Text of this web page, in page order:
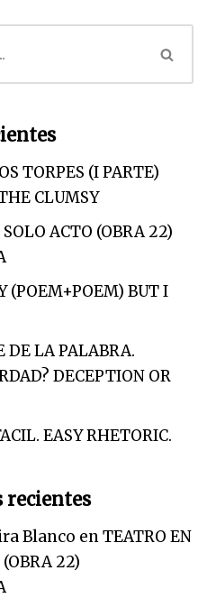
TORPES (I PARTE)
CLUMSY
ACTO (OBRA 22)
(POEM+POEM) BUT I
DE LA PALABRA.
DECEPTION OR
EASY RHETORIC.
recientes
Blanco enTEATRO EN
22)